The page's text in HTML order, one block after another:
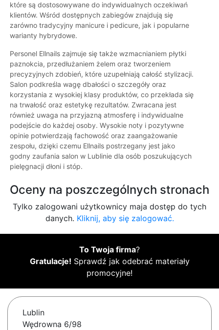
które są dostosowywane do indywidualnych oczekiwań
klientów. Wśród dostępnych zabiegów znajdują się
zarówno tradycyjny manicure i pedicure, jak i popularne
warianty hybrydowe.
Personel Ellnails zajmuje się także wzmacnianiem płytki
paznokcia, przedłużaniem żelem oraz tworzeniem
precyzyjnych zdobień, które uzupełniają całość stylizacji.
Salon podkreśla wagę dbałości o szczegóły oraz
korzystania z wysokiej klasy produktów, co przekłada się
na trwałość oraz estetykę rezultatów. Zwracana jest
również uwaga na przyjazną atmosferę i indywidualne
podejście do każdej osoby. Wysokie noty i pozytywne
opinie potwierdzają fachowość oraz zaangażowanie
zespołu, dzięki czemu Ellnails postrzegany jest jako
godny zaufania salon w Lublinie dla osób poszukujących
pielęgnacji dłoni i stóp.
Oceny na poszczególnych stronach
Tylko zalogowani użytkownicy maja dostęp do tych
danych. Kliknij, aby się zalogować.
To Twoja firma?
Gratulacje! Sprawdź jak odebrać materiały
promocyjne!
Lublin
Wędrowna 6/98